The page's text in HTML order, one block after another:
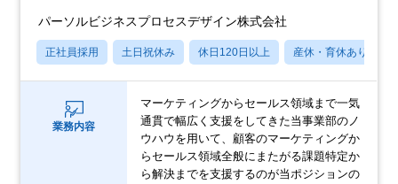
パーソルビジネスプロセスデザイン株式会社
正社員採用 土日祝休み 休日120日以上 産休・育休あり
業務内容
マーケティングからセールス領域まで一気
通貫で幅広く支援をしてきた当事業部のノ
ウハウを用いて、顧客のマーケティングか
らセールス領域全般にまたがる課題特定か
ら解決までを支援するのが当ポジションの